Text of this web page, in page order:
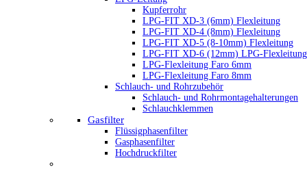
Kupferrohr
LPG-FIT XD-3 (6mm) Flexleitung
LPG-FIT XD-4 (8mm) Flexleitung
LPG-FIT XD-5 (8-10mm) Flexleitung
LPG-FIT XD-6 (12mm) LPG-Flexleitung
LPG-Flexleitung Faro 6mm
LPG-Flexleitung Faro 8mm
Schlauch- und Rohrzubehör
Schlauch- und Rohrmontagehalterungen
Schlauchklemmen
Gasfilter
Flüssigphasenfilter
Gasphasenfilter
Hochdruckfilter